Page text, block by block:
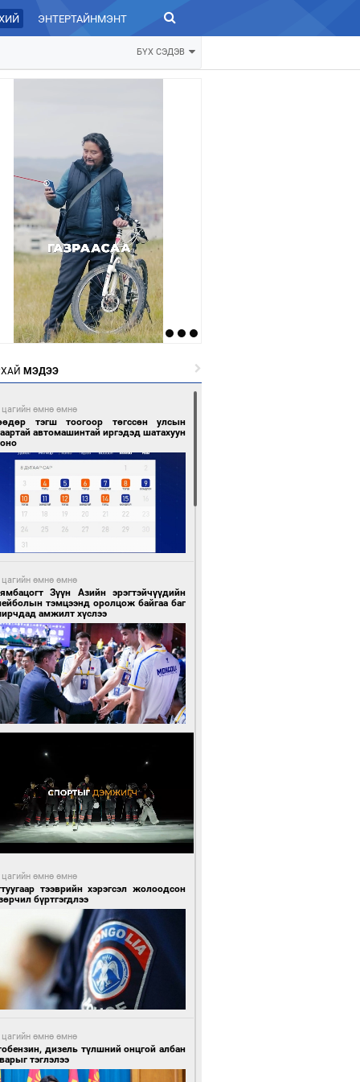
ЭНТЕРТАЙНМЭНТ ЗУРХАЙ
БҮХ СЭДЭВ
МЭДЭЭ
цагийн өмнө өмнө
тэгш тоогоор төгссөн улсын
автомашинтай иргэдэд шатахуун
цагийн өмнө өмнө
Зүүн Азийн эрэгтэйчүүдийн
тэмцээнд оролцож байгаа баг
амжилт хүслээ
цагийн өмнө өмнө
тээврийн хэрэгсэл жолоодсон
бүртгэгдлээ
цагийн өмнө өмнө
дизель түлшний онцгой албан
тэглэлээ